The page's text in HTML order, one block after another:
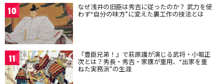
10 なぜ浅井の旧臣は秀吉に従ったのか？ 武力を使
わず“自分の味方”に変えた裏工作の技法とは
11 『豊臣兄弟！』で萩原護が演じる武将・小堀正
次とは？秀長・秀吉・家康が重用、“出家を重
ねた実務派”の生涯